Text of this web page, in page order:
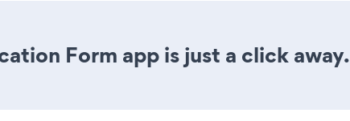
Form app is just a click away.